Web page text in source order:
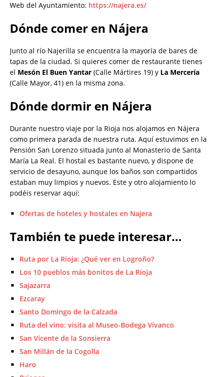
Web del Ayuntamiento: https://najera.es/
Dónde comer en Nájera
Junto al río Najerilla se encuentra la mayoría de bares de
tapas de la ciudad. Si quieres comer de restaurante tienes
el Mesón El Buen Yantar (Calle Mártires 19) y La Mercería
(Calle Mayor, 41) en la misma zona.
Dónde dormir en Nájera
Durante nuestro viaje por la Rioja nos alojamos en Nájera
como primera parada de nuestra ruta. Aquí estuvimos en la
Pensión San Lorenzo situada junto al Monasterio de Santa
María La Real. El hostal es bastante nuevo, y dispone de
servicio de desayuno, aunque los baños son compartidos
estaban muy limpios y nuevos. Este y otro alojamiento lo
podéis reservar aquí:
Ofertas de hoteles y hostales en Najera
También te puede interesar…
Ruta por La Rioja: ¿Qué ver en Logroño?
Los 10 pueblos más bonitos de La Rioja
Sajazarra
Ezcaray
Santo Domingo de la Calzada
Ruta del vino: visita al Museo-Bodega Vivanco
San Vicente de la Sonsierra
San Millán de la Cogolla
Haro